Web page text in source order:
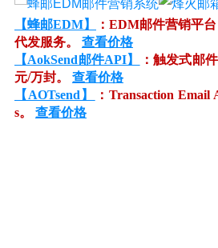
【蜂邮EDM】
：EDM邮件营销平
代发服务。 查看价格
【AokSend邮件API】
：触发式邮
元/万封。 查看价格
【AOTsend】
：Transaction Email
s。 查看价格